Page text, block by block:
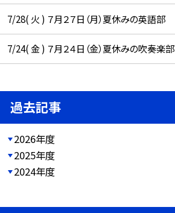
7/28( 火 ) ７月２７日（月）夏休みの英語部
7/24( 金 ) ７月２４日（金）夏休みの吹奏楽部
過去記事
2026年度
2025年度
2024年度